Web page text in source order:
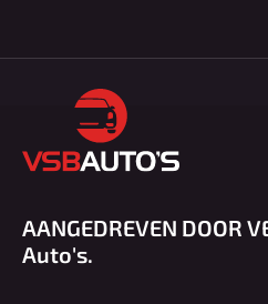
AANGEDREVEN DOOR
Auto's.